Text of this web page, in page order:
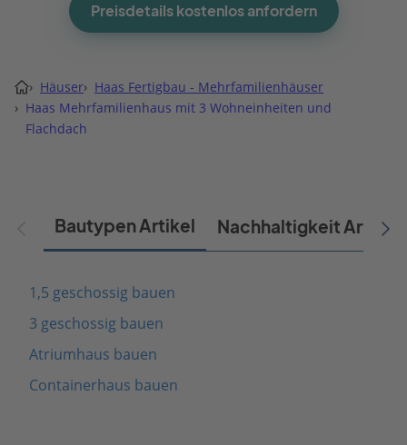
Preisdetails kostenlos anfordern
› Häuser› Haas Fertigbau - Mehrfamilienhäuser
› Haas Mehrfamilienhaus mit 3 Wohneinheiten und
Flachdach
Bautypen Artikel Nachhaltigkeit Artikel
1,5 geschossig bauen
3 geschossig bauen
Atriumhaus bauen
Containerhaus bauen